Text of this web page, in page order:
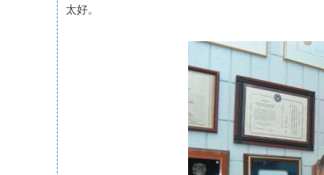
太好。